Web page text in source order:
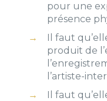
pour une
présence
Il faut
produit de
l’artiste-
Il faut